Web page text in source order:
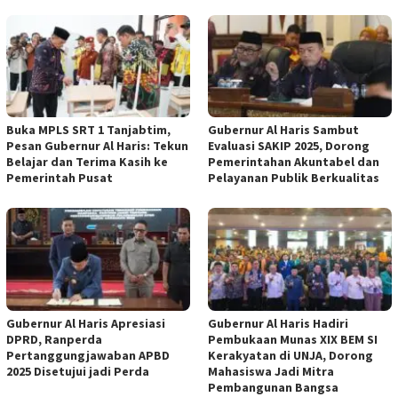
Buka MPLS SRT 1 Tanjabtim,
Pesan Gubernur Al Haris: Tekun
Belajar dan Terima Kasih ke
Pemerintah Pusat
Gubernur Al Haris Sambut
Evaluasi SAKIP 2025, Dorong
Pemerintahan Akuntabel dan
Pelayanan Publik Berkualitas
Gubernur Al Haris Apresiasi
DPRD, Ranperda
Pertanggungjawaban APBD
2025 Disetujui jadi Perda
Gubernur Al Haris Hadiri
Pembukaan Munas XIX BEM SI
Kerakyatan di UNJA, Dorong
Mahasiswa Jadi Mitra
Pembangunan Bangsa